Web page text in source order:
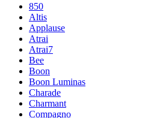
850
Altis
Applause
Atrai
Atrai7
Bee
Boon
Boon Luminas
Charade
Charmant
Compagno